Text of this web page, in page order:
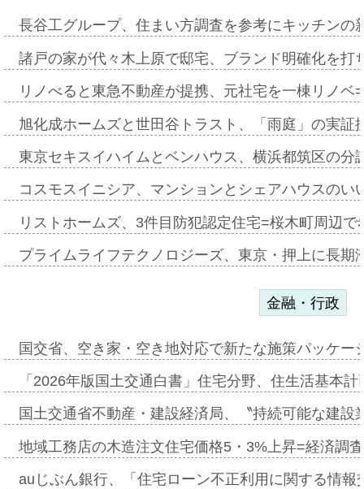
長谷工グループ、住まい方調査を参考にキッチン
諸戸の家が代々木上原で邸宅、ブランド明確化を
リノべると東急不動産が提携、元社宅を一棟リノ
旭化成ホームズと世田谷トラスト、「雨庭」の実
東京セキスイハイムとベンハウス、横浜都筑区の
コスモスイニシア、マンションとシェアハウスの
リストホームズ、3件目防犯認定住宅=桜木町周辺
プライムライフテクノロジーズ、東京・押上に長
金融・行政
国交省、空き家・空き地対応で新たな施策パッケ
「2026年版国土交通白書」住宅分野、住生活基本
国土交通省不動産・建設経済局、〝持続可能な建
地域工務店の木造注文住宅価格5・3%上昇=経済調
auじぶん銀行、「住宅ローン不正利用に関する情